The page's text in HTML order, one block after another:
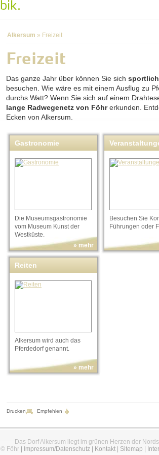
Alkersum » Freizeit
Freizeit
Das ganze Jahr über können Sie sich sportlich
besuchen. Wie wäre es mit einem Ausflug zu
durchs Watt? Wenn Sie sich auf einem
lange Radwegenetz von Föhrerkunden.
Ecken von Alkersum.
Gastronomie
Die Museumsgastronomie
vom Museum Kunst der
Westküste.
» mehr
Besuchen Sie
Führungen oder
Reiten
Alkersum wird auch das
Pferdedorf genannt.
» mehr
Drucken Empfehlen
Das Dorf Alkersum liegt im grünen Herzen der
© Föhr| Impressum/Datenschutz| Kontakt| Sitemap |